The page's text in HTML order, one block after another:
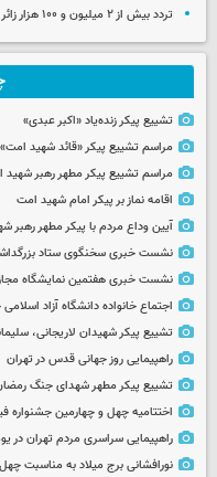
تردد بیش از ۲ میلیون و ۱۰۰ هزار زائر اربعین حسینی از مرزهای شلمچه و چذابه
تشییع پیکر زنده‌یاد «اکبر عبدی»
مراسم تشییع پیکر «قائد شهید
مراسم تشییع پیکر مطهر رهبر شهید
اقامه نماز بر پیکر امام شهید امت
آیین وداع مردم با پیکر مطهر رهبر
نشست خبری سخنگوی ستاد
نشست خبری هفتمین نمایشگاه
اجتماع خانواده دانشگاه آزاد
تشییع پیکر شهیدان لاریجانی،
راهپیمایی روز جهانی قدس در تهران
تشییع پیکر مطهر شهدای جنگ
اختتامیه چهل و چهارمین جشنواره
راهپیمایی سراسری مردم تهران در یوم‌الله
نورافشانی برج میلاد به مناسبت